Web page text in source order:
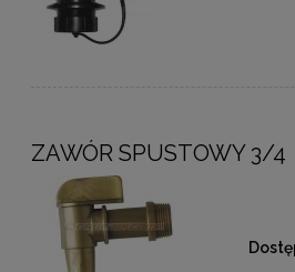
ZAWÓR SPUSTOWY 3/4